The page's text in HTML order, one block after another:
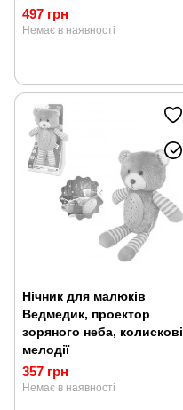
497 грн
Немає в наявності
Нічник для малюків
Ведмедик, проектор
зоряного неба, колискові
мелодії
357 грн
Немає в наявності